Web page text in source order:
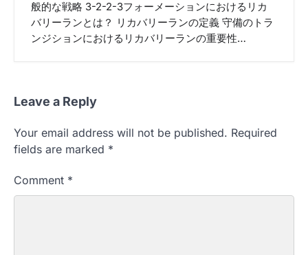
般的な戦略 3-2-2-3フォーメーションにおけるリカ
バリーランとは？ リカバリーランの定義 守備のトラ
ンジションにおけるリカバリーランの重要性…
Leave a Reply
Your email address will not be published. Required
fields are marked *
Comment *